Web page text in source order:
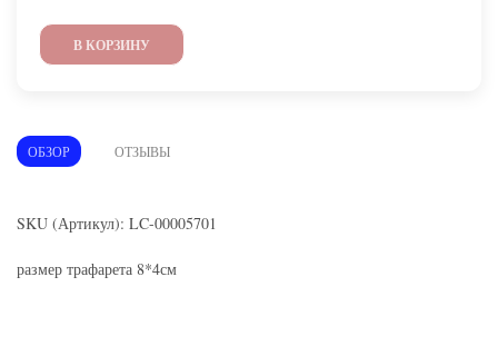
В КОРЗИНУ
ОБЗОР ОТЗЫВЫ
SKU (Артикул): LC-00005701
размер трафарета 8*4см